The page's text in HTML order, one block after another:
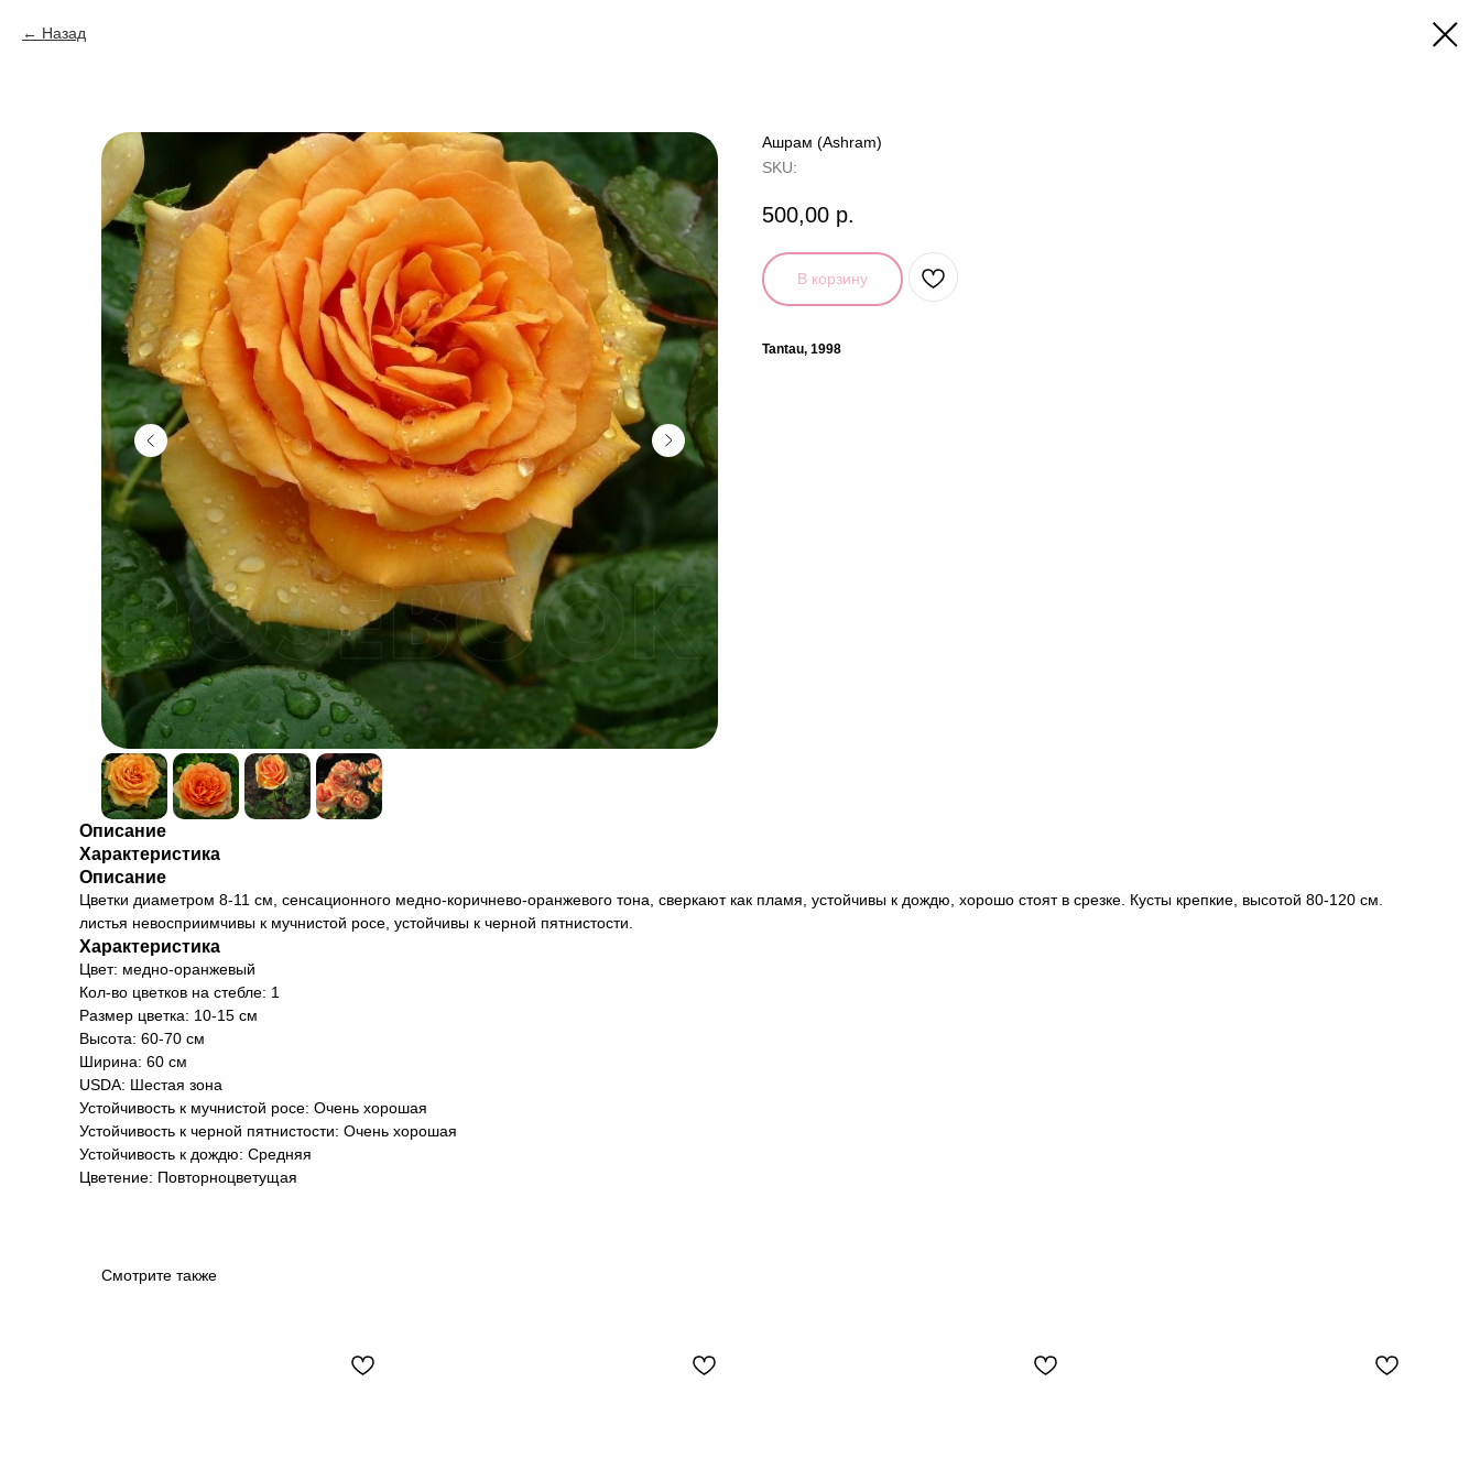
Назад
Ашрам (Ashram)
SKU:
500,00 р.
В корзину
Tantau, 1998
Описание
Характеристика
Описание
Цветки диаметром 8-11 см, сенсационного медно-коричнево-оранжевого тона, сверкают как пламя, устойчивы к дождю, хорошо стоят в срезке. Кусты крепкие, высотой 80-120 см.
листья невосприимчивы к мучнистой росе, устойчивы к черной пятнистости.
Характеристика
Цвет: медно-оранжевый
Кол-во цветков на стебле: 1
Размер цветка: 10-15 см
Высота: 60-70 см
Ширина: 60 см
USDA: Шестая зона
Устойчивость к мучнистой росе: Очень хорошая
Устойчивость к черной пятнистости: Очень хорошая
Устойчивость к дождю: Средняя
Цветение: Повторноцветущая
Смотрите также